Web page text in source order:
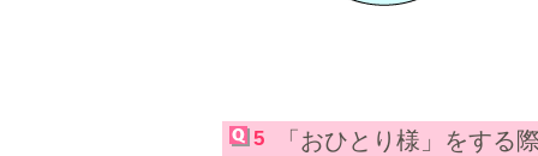
5 「おひとり様」をする